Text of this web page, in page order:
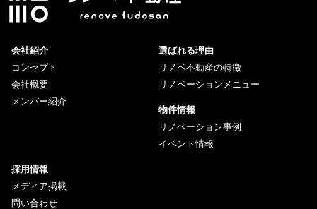
会社紹介
コンセプト
会社概要
メンバー紹介
選ばれる理由
リノベ不動産の特徴
リノベーションメニュー
物件情報
リノベーション事例
イベント情報
採用情報
メディア掲載
問い合わせ